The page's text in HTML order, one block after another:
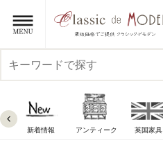
新着情報 アンティーク 英国家具